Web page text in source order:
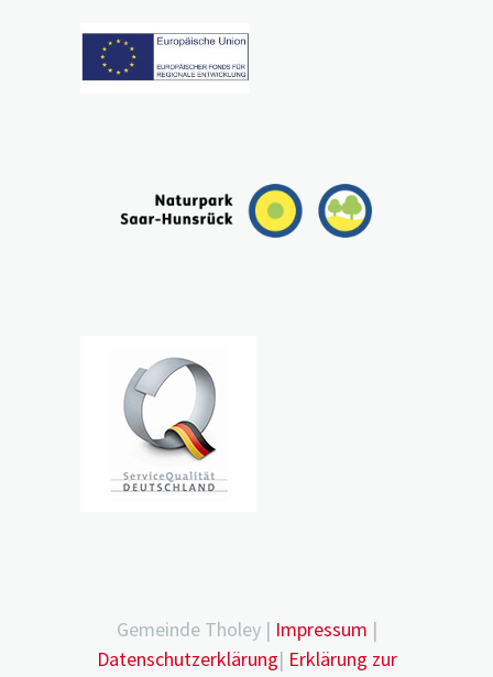
Gemeinde Tholey | Impressum |
Datenschutzerklärung| Erklärung zur